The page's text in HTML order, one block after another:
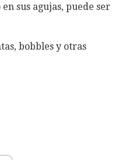
sus agujas, puede ser
bobbles y otras